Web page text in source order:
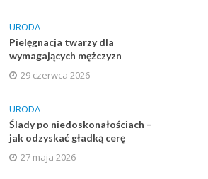
URODA
Pielęgnacja twarzy dla
wymagających mężczyzn
29 czerwca 2026
URODA
Ślady po niedoskonałościach –
jak odzyskać gładką cerę
27 maja 2026